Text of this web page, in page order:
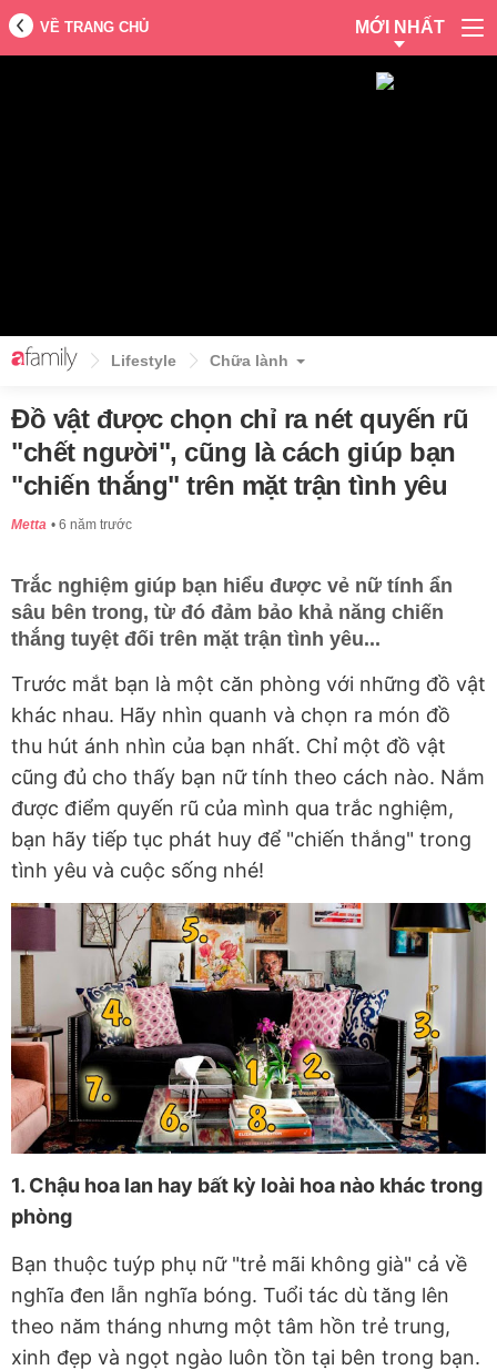
VỀ TRANG CHỦ MỚI NHẤT
Lifestyle Chữa lành
Đồ vật được chọn chỉ ra nét quyến rũ
"chết người", cũng là cách giúp bạn
"chiến thắng" trên mặt trận tình yêu
Metta 6 năm trước
Trắc nghiệm giúp bạn hiểu được vẻ nữ tính ẩn
sâu bên trong, từ đó đảm bảo khả năng chiến
thắng tuyệt đối trên mặt trận tình yêu...
Trước mắt bạn là một căn phòng với những đồ vật
khác nhau. Hãy nhìn quanh và chọn ra món đồ
thu hút ánh nhìn của bạn nhất. Chỉ một đồ vật
cũng đủ cho thấy bạn nữ tính theo cách nào. Nắm
được điểm quyến rũ của mình qua trắc nghiệm,
bạn hãy tiếp tục phát huy để "chiến thắng" trong
tình yêu và cuộc sống nhé!
1. Chậu hoa lan hay bất kỳ loài hoa nào khác trong
phòng
Bạn thuộc tuýp phụ nữ "trẻ mãi không già" cả về
nghĩa đen lẫn nghĩa bóng. Tuổi tác dù tăng lên
theo năm tháng nhưng một tâm hồn trẻ trung,
xinh đẹp và ngọt ngào luôn tồn tại bên trong bạn.